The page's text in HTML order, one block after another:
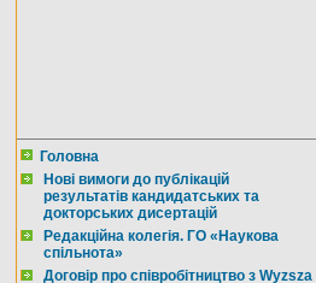
Головна
Нові вимоги до публікацій
результатів кандидатських та
докторських дисертацій
Редакційна колегія. ГО «Наукова
спільнота»
Договір про співробітництво з Wyzsza